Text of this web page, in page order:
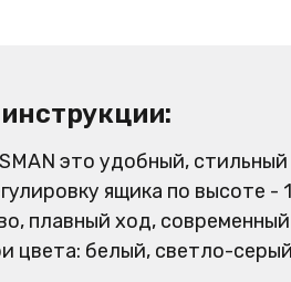
это удобный,
ящика по высоте -
плавный ход,
цвета: белый, светло-